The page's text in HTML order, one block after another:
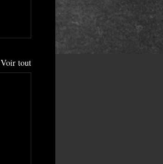
Voir tout